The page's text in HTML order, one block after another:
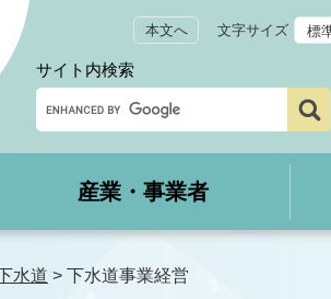
本文へ 文字サイズ 標
サイト内検索
産業・事業者
水道 > 下水道事業経営